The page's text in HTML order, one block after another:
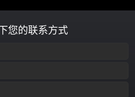
您的联系方式